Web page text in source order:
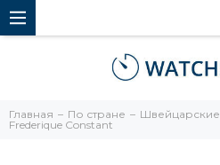
Главная По стране Швейцарские
Frederique Constant